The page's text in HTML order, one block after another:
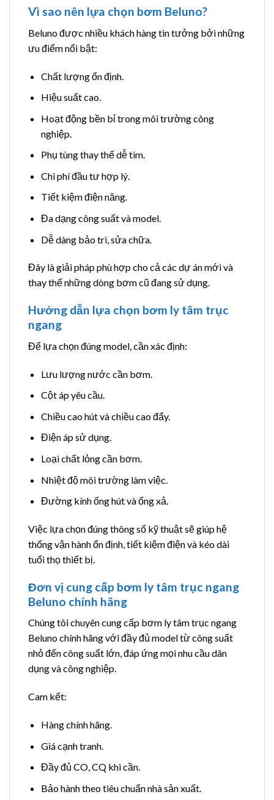
Vì sao nên lựa chọn bơm Beluno?
Beluno được nhiều khách hàng tin tưởng bởi những
ưu điểm nổi bật:
Chất lượng ổn định.
Hiệu suất cao.
Hoạt động bền bỉ trong môi trường công
nghiệp.
Phụ tùng thay thế dễ tìm.
Chi phí đầu tư hợp lý.
Tiết kiệm điện năng.
Đa dạng công suất và model.
Dễ dàng bảo trì, sửa chữa.
Đây là giải pháp phù hợp cho cả các dự án mới và
thay thế những dòng bơm cũ đang sử dụng.
Hướng dẫn lựa chọn bơm ly tâm trục
ngang
Để lựa chọn đúng model, cần xác định:
Lưu lượng nước cần bơm.
Cột áp yêu cầu.
Chiều cao hút và chiều cao đẩy.
Điện áp sử dụng.
Loại chất lỏng cần bơm.
Nhiệt độ môi trường làm việc.
Đường kính ống hút và ống xả.
Việc lựa chọn đúng thông số kỹ thuật sẽ giúp hệ
thống vận hành ổn định, tiết kiệm điện và kéo dài
tuổi thọ thiết bị.
Đơn vị cung cấp bơm ly tâm trục ngang
Beluno chính hãng
Chúng tôi chuyên cung cấp bơm ly tâm trục ngang
Beluno chính hãng với đầy đủ model từ công suất
nhỏ đến công suất lớn, đáp ứng mọi nhu cầu dân
dụng và công nghiệp.
Cam kết:
Hàng chính hãng.
Giá cạnh tranh.
Đầy đủ CO, CQ khi cần.
Bảo hành theo tiêu chuẩn nhà sản xuất.